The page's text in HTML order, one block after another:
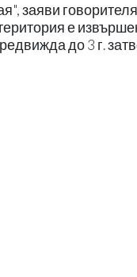
заяви
е
до 3 г.